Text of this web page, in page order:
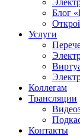
Блог
Услуги
Коллегам
Трансляции
Контакты